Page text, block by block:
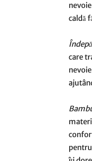
caldă
care